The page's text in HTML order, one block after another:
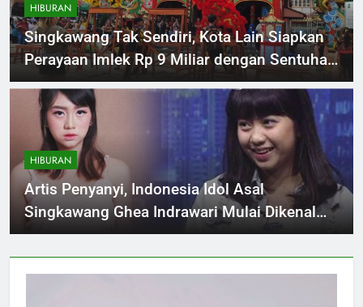
HIBURAN
Singkawang Tak Sendiri, Kota Lain Siapkan
Perayaan Imlek Rp 9 Miliar dengan Sentuhan
Nuansa Ramadhan
HIBURAN
Artis Penyanyi, Indonesia Idol Asal
Singkawang Ghea Indrawari Mulai Dikenal
Dengan Lagu Populernya Yang Berjudul Jiwa
yang Bersedih